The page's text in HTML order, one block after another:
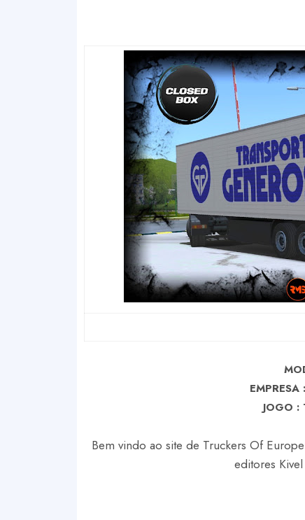
JOGO :
Bem vindo ao site de Truckers Of
editores